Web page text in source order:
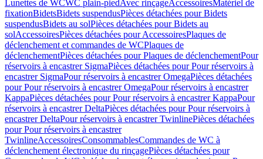
Lunettes de WCWC plain-piedAvec rinçageAccessoiresMatériel de
fixationBidetsBidets suspendusPièces détachées pour Bidets
suspendusBidets au solPièces détachées pour Bidets au
solAccessoiresPièces détachées pour AccessoiresPlaques de
déclenchement et commandes de WCPlaques de
déclenchementPièces détachées pour Plaques de déclenchementPour
réservoirs à encastrer SigmaPièces détachées pour Pour réservoirs à
encastrer SigmaPour réservoirs à encastrer OmegaPièces détachées
pour Pour réservoirs à encastrer OmegaPour réservoirs à encastrer
KappaPièces détachées pour Pour réservoirs à encastrer KappaPour
réservoirs à encastrer DeltaPièces détachées pour Pour réservoirs à
encastrer DeltaPour réservoirs à encastrer TwinlinePièces détachées
pour Pour réservoirs à encastrer
TwinlineAccessoiresConsommablesCommandes de WC à
déclenchement électronique du rinçagePièces détachées pour